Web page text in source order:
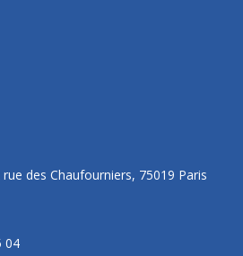
des Chaufourniers, 75019 Paris
04